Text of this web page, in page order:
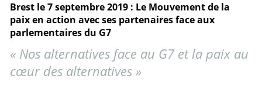
Brest le 7 septembre 2019 : Le Mouvement de la
paix en action avec ses partenaires face aux
parlementaires du G7
« Nos alternatives face au G7 et la paix au
cœur des alternatives »